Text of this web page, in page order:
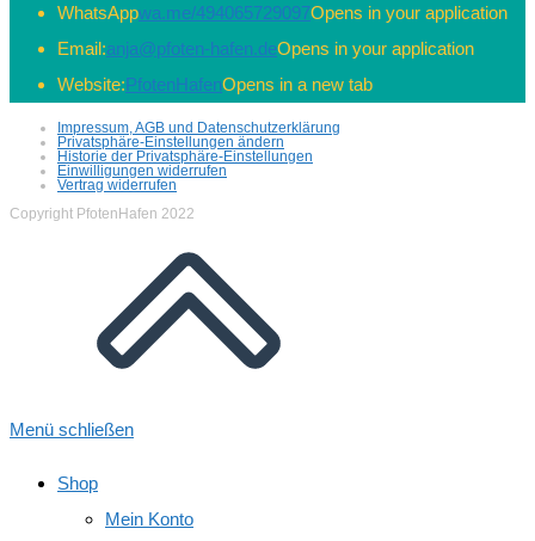
WhatsAppwa.me/494065729097Opens in your application
Email:anja@pfoten-hafen.deOpens in your application
Website:PfotenHafenOpens in a new tab
Impressum, AGB und Datenschutzerklärung
Privatsphäre-Einstellungen ändern
Historie der Privatsphäre-Einstellungen
Einwilligungen widerrufen
Vertrag widerrufen
Copyright PfotenHafen 2022
Menü schließen
Shop
Mein Konto